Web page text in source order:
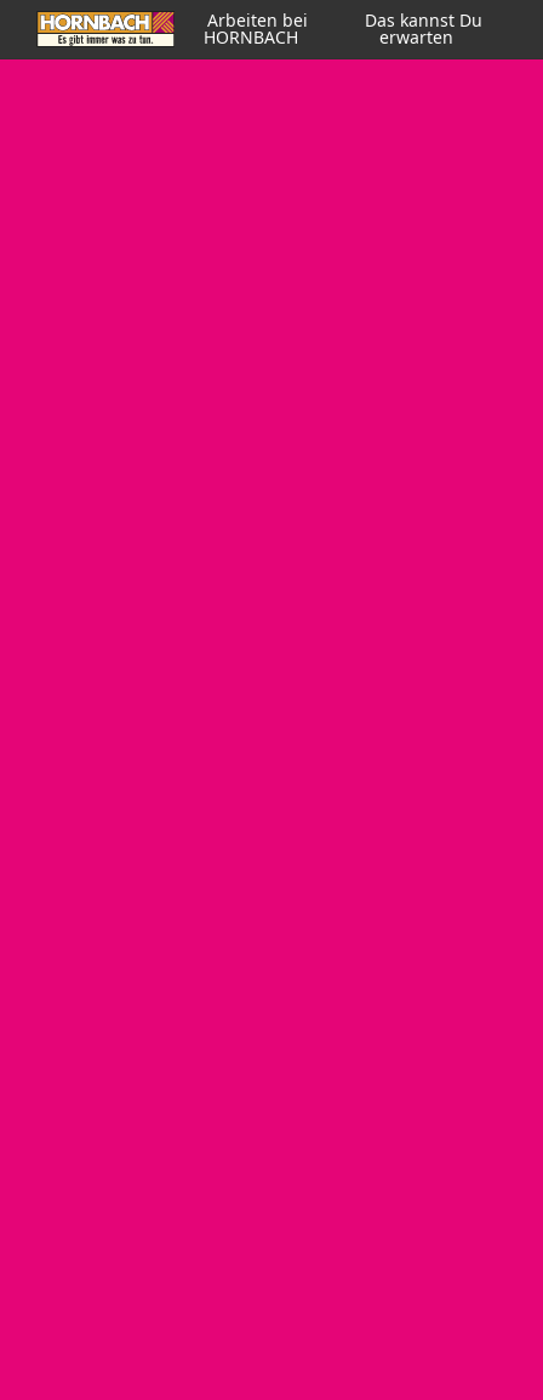
Arbeiten bei
HORNBACH
Das kannst Du
erwarten